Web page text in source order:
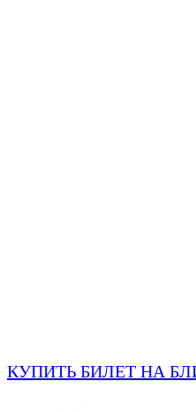
КУПИТЬ БИЛЕТ НА